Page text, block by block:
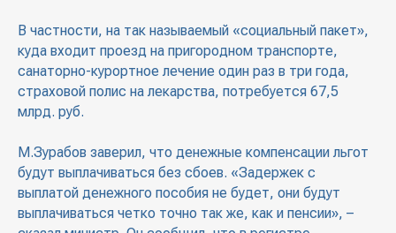
В частности, на так называемый «социальный пакет»,
куда входит проезд на пригородном транспорте,
санаторно-курортное лечение один раз в три года,
страховой полис на лекарства, потребуется 67,5
млрд. руб.
М.Зурабов заверил, что денежные компенсации льгот
будут выплачиваться без сбоев. «Задержек с
выплатой денежного пособия не будет, они будут
выплачиваться четко точно так же, как и пенсии», –